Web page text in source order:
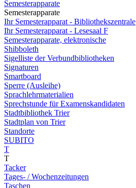
Semesterapparate
Semesterapparate
Ihr Semesterapparat - Bibliothekszentrale
Ihr Semesterapparat - Lesesaal F
Semesterapparate, elektronische
Shibboleth
Sigelliste der Verbundbibliotheken
Signaturen
Smartboard
Sperre (Ausleihe)
Sprachlehrmaterialien
Sprechstunde für Examenskandidaten
Stadtbibliothek Trier
Stadtplan von Trier
Standorte
SUBITO
T
T
Tacker
Tages- / Wochenzeitungen
Taschen